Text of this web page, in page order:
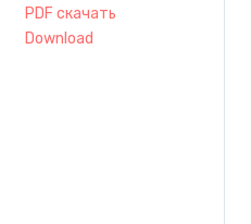
PDF скачать
Download